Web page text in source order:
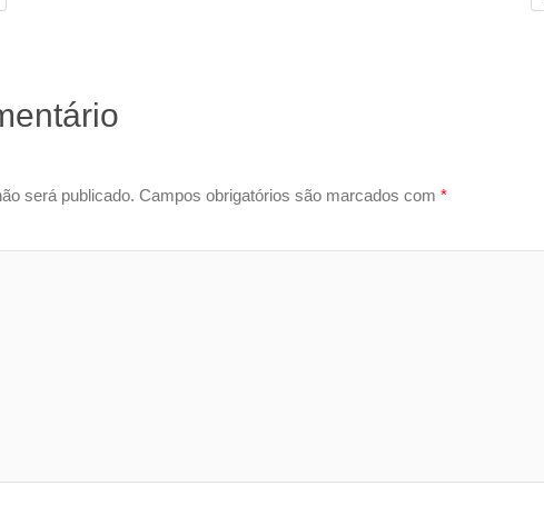
será publicado. Campos obrigatórios são marcados com *